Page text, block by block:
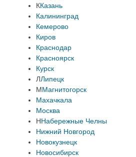
ККазань
Калининград
Кемерово
Киров
Краснодар
Красноярск
Курск
ЛЛипецк
ММагнитогорск
Махачкала
Москва
ННабережные Челны
Нижний Новгород
Новокузнецк
Новосибирск